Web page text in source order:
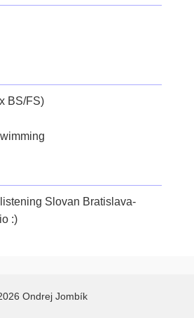
BS/FS)
Slovan Bratislava-
:)
Ondrej Jombík